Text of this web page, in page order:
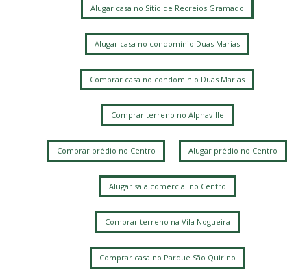
Alugar casa no Sítio de Recreios Gramado
Alugar casa no condomínio Duas Marias
Comprar casa no condomínio Duas Marias
Comprar terreno no Alphaville
Comprar prédio no Centro Alugar prédio no Centro
Alugar sala comercial no Centro
Comprar terreno na Vila Nogueira
Comprar casa no Parque São Quirino